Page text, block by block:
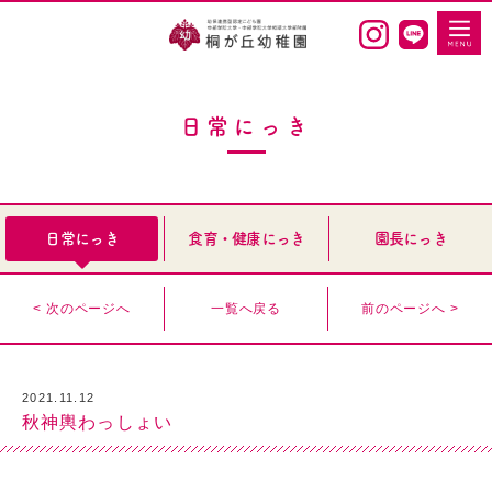
日常にっき
日常にっき 食育・健康にっき 園長にっき
< 次のページへ 一覧へ戻る 前のページへ >
2021.11.12
秋神輿わっしょい